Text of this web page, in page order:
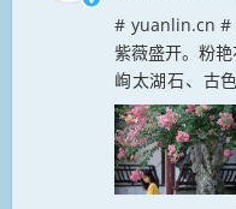
# yuanlin.cn #
紫薇盛开。粉
峋太湖石、古
旁，置身花木之
延，为古朴...